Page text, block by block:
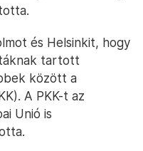
és Helsinkit, hogy
tartott
között a
A PKK-t az
Unió is